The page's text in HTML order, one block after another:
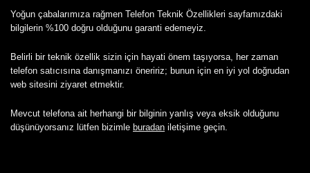
Yoğun çabalarımıza rağmen Telefon Teknik Özellikleri sayfamızdaki
bilgilerin %100 doğru olduğunu garanti edemeyiz.
Belirli bir teknik özellik sizin için hayati önem taşıyorsa, her zaman
telefon satıcısına danışmanızı öneririz; bunun için en iyi yol doğrudan
web sitesini ziyaret etmektir.
Mevcut telefona ait herhangi bir bilginin yanlış veya eksik olduğunu
düşünüyorsanız lütfen bizimle buradan iletişime geçin.